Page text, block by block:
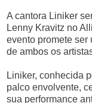
A cantora Liniker
Lenny Kravitz no
evento promete
de ambos os
Liniker, conhecida
palco envolvente,
sua performance